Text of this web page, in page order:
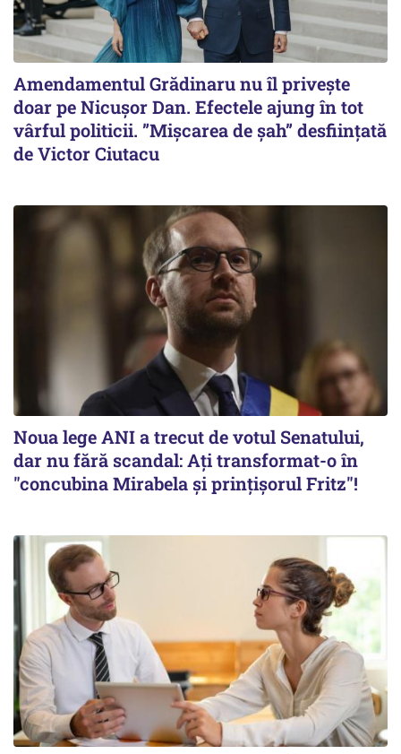
Amendamentul Grădinaru nu îl privește
doar pe Nicușor Dan. Efectele ajung în tot
vârful politicii. ”Mișcarea de șah” desființată
de Victor Ciutacu
Noua lege ANI a trecut de votul Senatului,
dar nu fără scandal: Ați transformat-o în
"concubina Mirabela şi prinţişorul Fritz"!